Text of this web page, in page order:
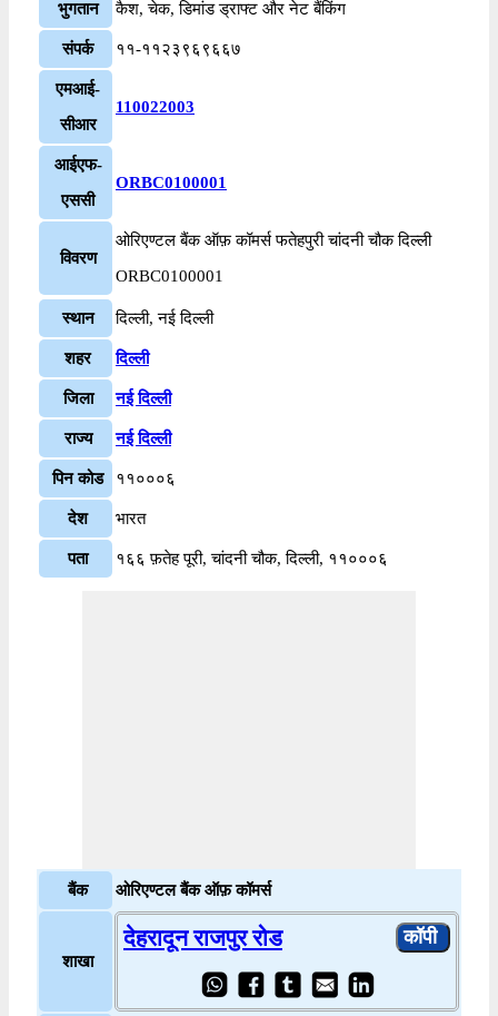
भुगतान कैश, चेक, डिमांड ड्राफ्ट और नेट बैंकिंग
संपर्क ११-११२३९६९६६७
एमआई-
सीआर
110022003
आईएफ-
एससी
ORBC0100001
विवरण
ओरिएण्टल बैंक ऑफ़ कॉमर्स फतेहपुरी चांदनी चौक दिल्ली
ORBC0100001
स्थान दिल्ली, नई दिल्ली
शहर दिल्ली
जिला नई दिल्ली
राज्य नई दिल्ली
पिन कोड ११०००६
देश भारत
पता १६६ फ़तेह पूरी, चांदनी चौक, दिल्ली, ११०००६
बैंक ओरिएण्टल बैंक ऑफ़ कॉमर्स
शाखा
देहरादून राजपुर रोड